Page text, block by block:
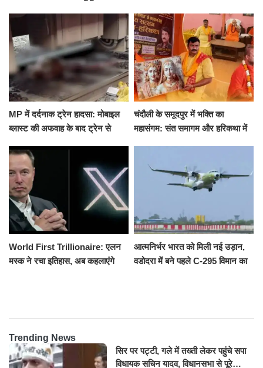
के घाट
MP में दर्दनाक ट्रेन हादसा: मोबाइल
ब्लास्ट की अफवाह के बाद ट्रेन से
रौंदा, 4 की मौत
चंदौली के समूदपुर में भक्ति का
महासंगम: संत समागम और हरिकथा में
World First Trillionaire: एलन
मस्क ने रचा इतिहास, अब कहलाएंगे
आत्मनिर्भर भारत को मिली नई उड़ान,
वडोदरा में बने पहले C-295 विमान का
Trending News
सिर पर पट्टी, गले में तख्ती लेकर पहुंचे सपा
विधायक सचिन यादव, विधानसभा से पूरे